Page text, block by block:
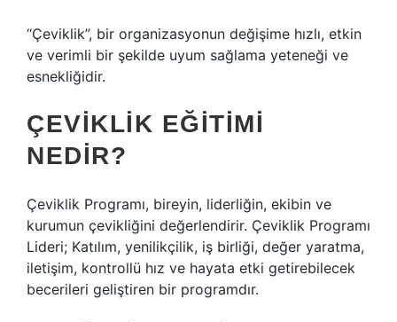
“Çeviklik”, bir organizasyonun değişime hızlı, etkin
ve verimli bir şekilde uyum sağlama yeteneği ve
esnekliğidir.
ÇEVIKLIK EĞITIMI
NEDIR?
Çeviklik Programı, bireyin, liderliğin, ekibin ve
kurumun çevikliğini değerlendirir. Çeviklik Programı
Lideri; Katılım, yenilikçilik, iş birliği, değer yaratma,
iletişim, kontrollü hız ve hayata etki getirebilecek
becerileri geliştiren bir programdır.